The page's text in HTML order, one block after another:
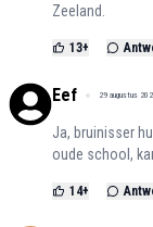
Zeeland.
13+
Eef 29 augustus
Ja, bruinisser
oude school,
14+